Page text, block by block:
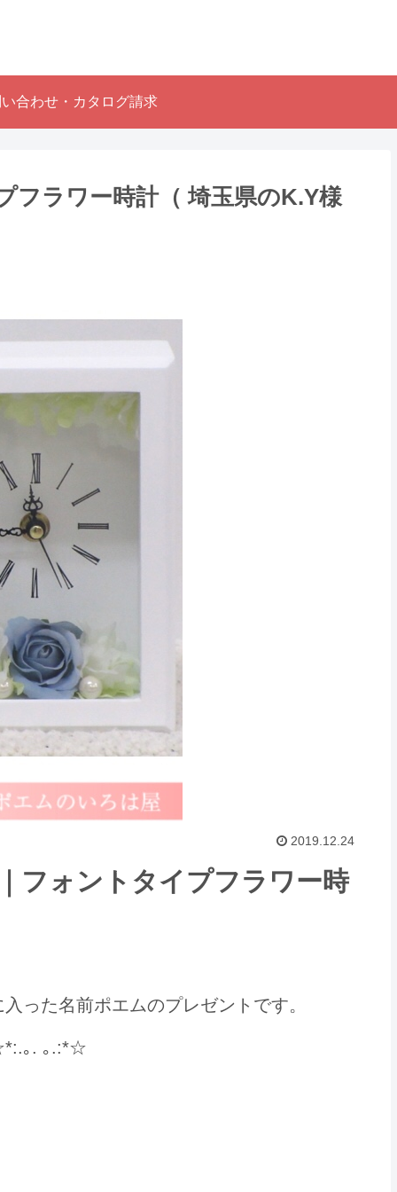
合わせ・カタログ請求
フラワー時計（ 埼玉県のK.Y様
2019.12.24
フォントタイプフラワー時
った名前ポエムのプレゼントです。
｡. ｡.:*☆